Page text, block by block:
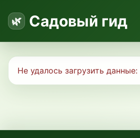
Садовый гид
Не удалось загрузить данные: